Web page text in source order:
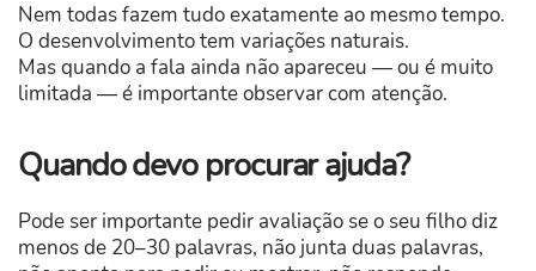
Nem todas fazem tudo exatamente ao mesmo tempo.
O desenvolvimento tem variações naturais.
Mas quando a fala ainda não apareceu — ou é muito
limitada — é importante observar com atenção.
Quando devo procurar ajuda?
Pode ser importante pedir avaliação se o seu filho diz
menos de 20–30 palavras, não junta duas palavras,